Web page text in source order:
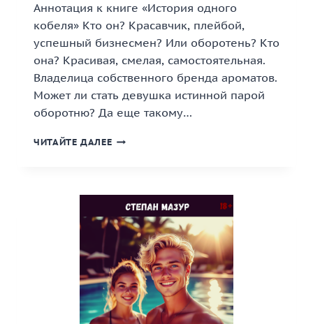
Аннотация к книге «История одного
кобеля» Кто он? Красавчик, плейбой,
успешный бизнесмен? Или оборотень? Кто
она? Красивая, смелая, самостоятельная.
Владелица собственного бренда ароматов.
Может ли стать девушка истинной парой
оборотню? Да еще такому…
ЧИТАЙТЕ ДАЛЕЕ «ИСТОРИЯ